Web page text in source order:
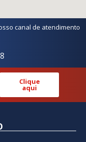
canal de atendimento
Clique
aqui